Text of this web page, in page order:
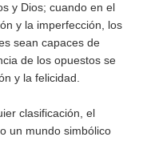
y Dios; cuando en el
y la imperfección, los
sean capaces de
de los opuestos se
y la felicidad.
clasificación, el
un mundo simbólico